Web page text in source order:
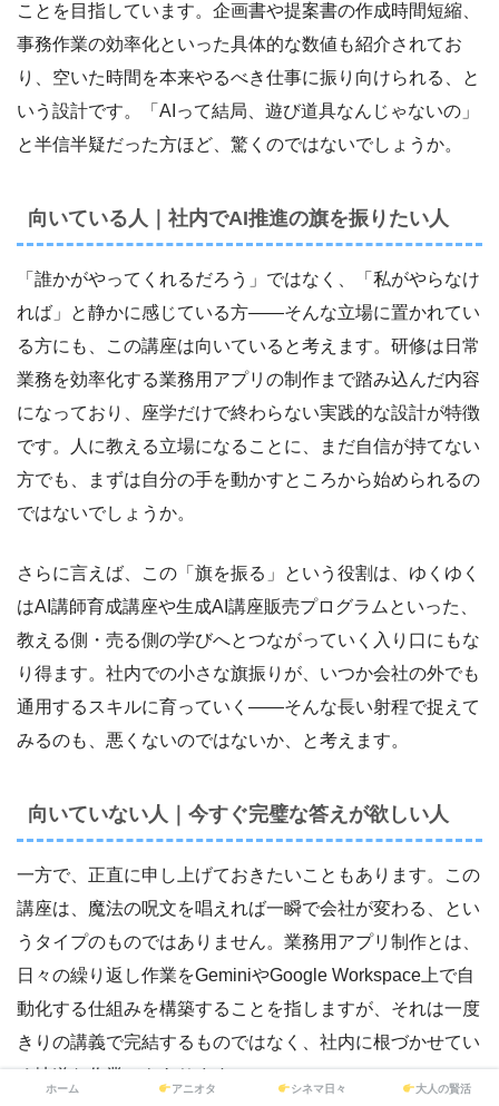
ことを目指しています。企画書や提案書の作成時間短縮、
事務作業の効率化といった具体的な数値も紹介されてお
り、空いた時間を本来やるべき仕事に振り向けられる、と
いう設計です。「AIって結局、遊び道具なんじゃないの」
と半信半疑だった方ほど、驚くのではないでしょうか。
向いている人｜社内でAI推進の旗を振りたい人
「誰かがやってくれるだろう」ではなく、「私がやらなけ
れば」と静かに感じている方――そんな立場に置かれてい
る方にも、この講座は向いていると考えます。研修は日常
業務を効率化する業務用アプリの制作まで踏み込んだ内容
になっており、座学だけで終わらない実践的な設計が特徴
です。人に教える立場になることに、まだ自信が持てない
方でも、まずは自分の手を動かすところから始められるの
ではないでしょうか。
さらに言えば、この「旗を振る」という役割は、ゆくゆく
はAI講師育成講座や生成AI講座販売プログラムといった、
教える側・売る側の学びへとつながっていく入り口にもな
り得ます。社内での小さな旗振りが、いつか会社の外でも
通用するスキルに育っていく――そんな長い射程で捉えて
みるのも、悪くないのではないか、と考えます。
向いていない人｜今すぐ完璧な答えが欲しい人
一方で、正直に申し上げておきたいこともあります。この
講座は、魔法の呪文を唱えれば一瞬で会社が変わる、とい
うタイプのものではありません。業務用アプリ制作とは、
日々の繰り返し作業をGeminiやGoogle Workspace上で自
動化する仕組みを構築することを指しますが、それは一度
きりの講義で完結するものではなく、社内に根づかせてい
く地道な作業でもあります。
ホーム アニオタ シネマ日々 大人の賢活